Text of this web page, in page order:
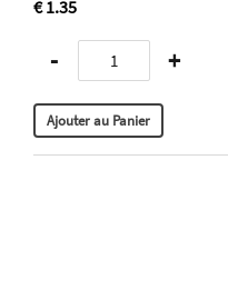
€ 1.35
- +